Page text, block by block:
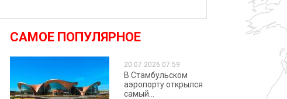
САМОЕ ПОПУЛЯРНОЕ
20.07.2026 07:59
В Стамбульском
аэропорту открылся
самый...